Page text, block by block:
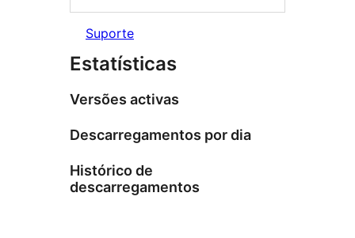
Suporte
Estatísticas
Versões activas
Descarregamentos por dia
Histórico de
descarregamentos